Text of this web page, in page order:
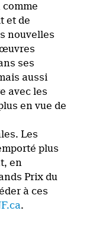
comme
et de
nouvelles
ses
aussi
avec les
en vue de
Les
plus
en
Prix du
à ces
.